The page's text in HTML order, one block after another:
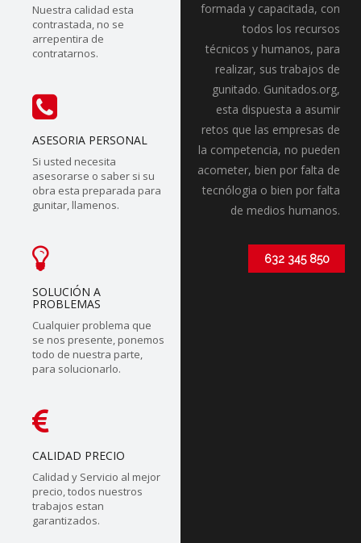
Nuestra calidad esta
contrastada, no se
arrepentira de
contratarnos.
ASESORIA PERSONAL
Si usted necesita
asesorarse o saber si su
obra esta preparada para
gunitar, llamenos.
SOLUCIÓN A
PROBLEMAS
Cualquier problema que
se nos presente, ponemos
todo de nuestra parte,
para solucionarlo.
CALIDAD PRECIO
Calidad y Servicio al mejor
precio, todos nuestros
trabajos estan
garantizados.
formada y capacitada, con
todos los recursos
técnicos y humanos, para
realizar, sus trabajos de
gunitado. Gunitados.org,
esta dispuesta a asumir
retos que las empresas de
la competencia, no pueden
acometer, bien por falta de
tecnólogia o bien por falta
de medios humanos.
632 345 850